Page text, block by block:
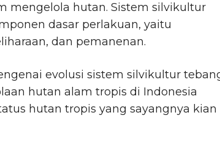
mengelola hutan. Sistem silvikultur
dasar perlakuan, yaitu
dan pemanenan.
evolusi sistem silvikultur
hutan alam tropis di Indonesia
hutan tropis yang sayangnya kian